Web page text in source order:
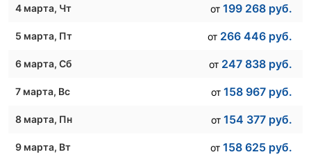
4 марта, Чт от 199 268 руб.
5 марта, Пт от 266 446 руб.
6 марта, Сб от 247 838 руб.
7 марта, Вс от 158 967 руб.
8 марта, Пн от 154 377 руб.
9 марта, Вт от 158 625 руб.